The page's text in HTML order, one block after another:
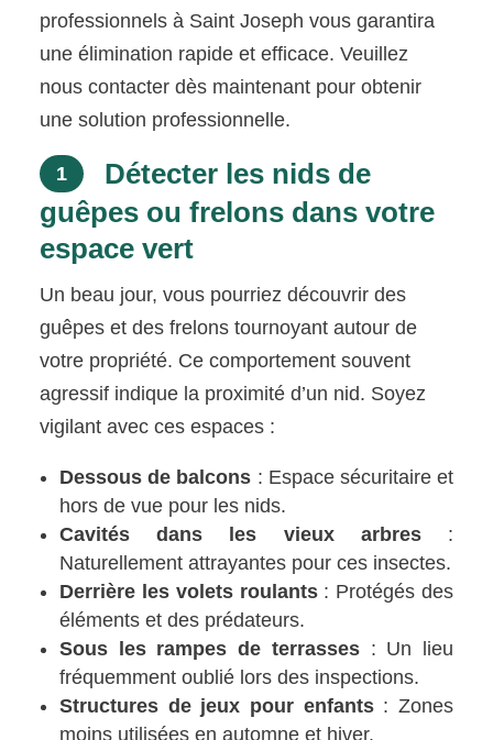
professionnels à Saint Joseph vous garantira
une élimination rapide et efficace. Veuillez
nous contacter dès maintenant pour obtenir
une solution professionnelle.
1
Détecter les nids de
guêpes ou frelons dans votre
espace vert
Un beau jour, vous pourriez découvrir des
guêpes et des frelons tournoyant autour de
votre propriété. Ce comportement souvent
agressif indique la proximité d’un nid. Soyez
vigilant avec ces espaces :
Dessous de balcons : Espace sécuritaire et
hors de vue pour les nids.
Cavités dans les vieux arbres:
Naturellement attrayantes pour ces insectes.
Derrière les volets roulants: Protégés des
éléments et des prédateurs.
Sous les rampes de terrasses: Un lieu
fréquemment oublié lors des inspections.
Structures de jeux pour enfants: Zones
moins utilisées en automne et hiver.